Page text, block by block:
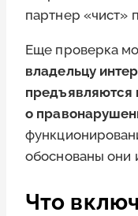
партнер «чист»
Еще проверка
владельцу
предъявляются
о
обоснованы они
Что